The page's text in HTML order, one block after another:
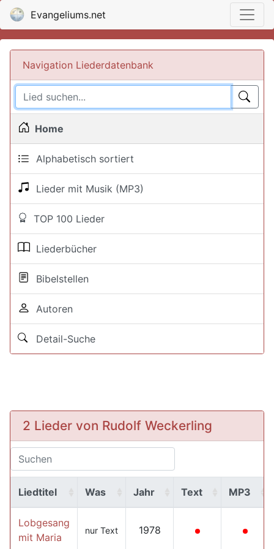
Evangeliums.net
Navigation Liederdatenbank
Home
Alphabetisch sortiert
Lieder mit Musik (MP3)
TOP 100 Lieder
Liederbücher
Bibelstellen
Autoren
Detail-Suche
2 Lieder von Rudolf Weckerling
Liedtitel Was Jahr Text MP3
Lobgesang
mit Maria
nur Text 1978